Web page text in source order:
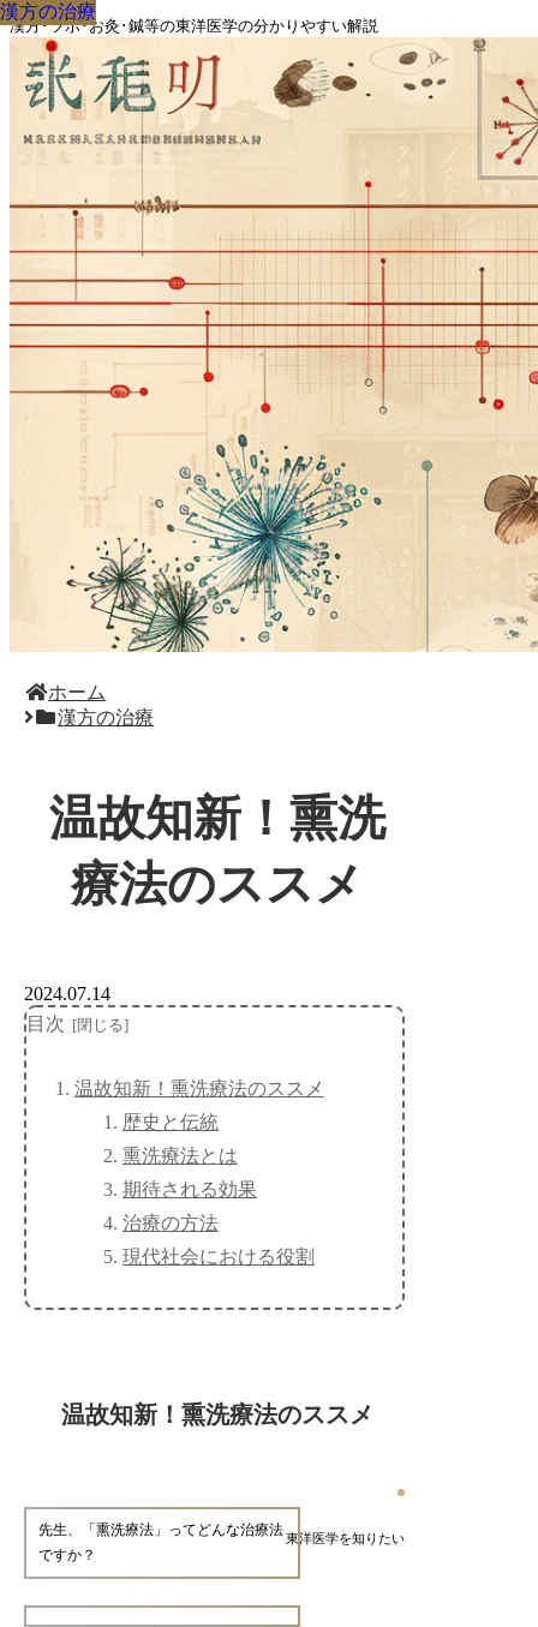
漢方･ツボ･お灸･鍼等の東洋医学の分かりやすい解説
ホーム
漢方の治療
温故知新！熏洗
療法のススメ
漢方の治療
2024.07.14
目次
温故知新！熏洗療法のススメ
歴史と伝統
熏洗療法とは
期待される効果
治療の方法
現代社会における役割
温故知新！熏洗療法のススメ
東洋医学を知りたい
先生、「熏洗療法」ってどんな治療法
ですか？
漢方の治療
漢方の治療
漢方の治療
漢方の治療
漢方の治療
漢方の治療
漢方の治療
漢方の治療